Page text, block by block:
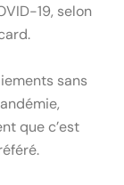
19, selon
sans
que c’est